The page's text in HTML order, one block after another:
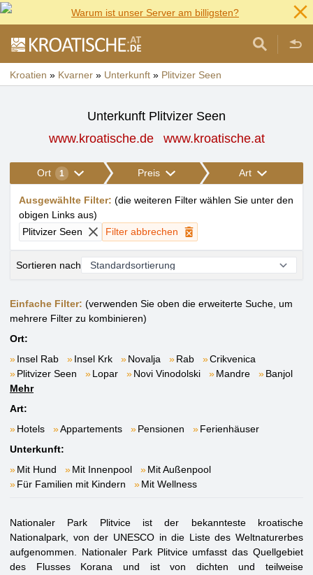
Warum ist unser Server am billigsten?
Kroatien » Kvarner » Unterkunft » Plitvizer Seen
Unterkunft Plitvizer Seen
www.kroatische.de
www.kroatische.at
Ort 1 Preis Art
Ausgewählte Filter: (die weiteren Filter wählen Sie unter den
obigen Links aus)
Plitvizer Seen
Filter abbrechen
Sortieren nach
Einfache Filter: (verwenden Sie oben die erweiterte Suche, um
mehrere Filter zu kombinieren)
Ort:
Insel Rab
Insel Krk Novalja Rab
Crikvenica
Plitvizer Seen
Lopar Novi Vinodolski Mandre
Banjol
Mehr
Art:
Hotels
Appartements Pensionen
Ferienhäuser
Unterkunft:
Mit Hund
Mit Innenpool
Mit Außenpool
Für Familien mit Kindern
Mit Wellness
Nationaler Park Plitvice ist der bekannteste kroatische
Nationalpark, von der UNESCO in die Liste des Weltnaturerbes
aufgenommen. Nationaler Park Plitvice umfasst das Quellgebiet
des Flusses Korana und ist von dichten und teilweise